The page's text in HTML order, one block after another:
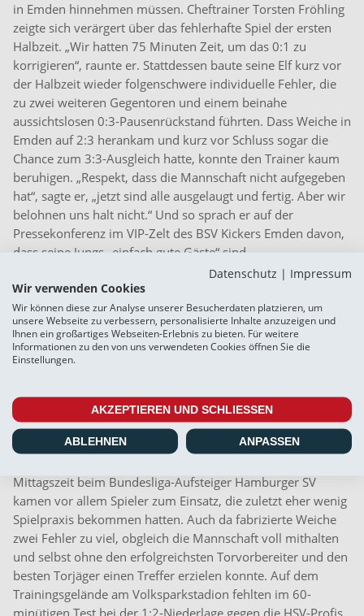
in Emden hinnehmen müssen. Cheftrainer Torsten Fröhling
zeigte sich verärgert über das fehlerhafte Spiel der ersten
Halbzeit. „Wir hatten 75 Minuten Zeit, um das 0:1 zu
korrigieren“, raunte er. Stattdessen baute seine Elf kurz vor
der Halbzeit wieder folgenschwere individuelle Fehler, die
zu zwei weiteren Gegentoren und einem beinahe
aussichtslosen 0:3-Pausenrückstand führten. Dass Weiche in
Emden auf 2:3 herankam und kurz vor Schluss sogar die
Chance zum 3:3-Ausgleich hatte, konnte den Trainer kaum
beruhigen. „Respekt, dass die Mannschaft nicht aufgegeben
hat“, sagte er, „jetzt sind alle ausgelaugt und fertig. Aber wir
belohnen uns halt nicht.“ Und so sprach er auf der
Pressekonferenz im VIP-Zelt des BSV Kickers Emden davon,
dass seine Jungs „einfach gute Gäste“ sind.
Vieles erinnerte an die 2:5 (1:4)-Auftaktniederlage gegen
Phönix Lübeck. Mehr Konstanz forderte der Trainer deshalb
von seinen Jungs ein. In der Tat: Sechs der acht bislang
gespielten Halbzeiten waren gut oder sehr gut. Da sprangen
überragende 12:2 Tore heraus. Doch mit den beiden völlig
sechs Punkte verspielt. Und: Würden nur die zweiten 45
Minuten zählen, hätte Weiche mit 8:2 Toren drei Siege und
ein Remis geholt. Fit sind unsere Jungs!
Mittagszeit beim Bundesliga-Aufsteiger Hamburger SV
kamen vor allem Spieler zum Einsatz, die zuletzt eher wenig
Spielpraxis bekommen hatten. Auch da fabrizierte Weiche
zwei Fehler zu viel, obgleich die Mannschaft voll mithalten
und selbst ohne den erfolgreichsten Torvorbereiter und den
besten Torjäger einen Treffer erzielen konnte. Auf dem
Trainingsgelände am Volksparkstadion fehlten im 60-
minütigen Test bei der 1:2-Niederlage gegen die HSV-Profis
Datenschutz | Impressum
Wir verwenden Cookies
Wir können diese zur Analyse unserer Besucherdaten platzieren, um
unsere Webseite zu verbessern, personalisierte Inhalte anzuzeigen und
Ihnen ein großartiges Webseiten-Erlebnis zu bieten. Für weitere
Informationen zu den von uns verwendeten Cookies öffnen Sie die
Einstellungen.
AKZEPTIEREN UND SCHLIESSEN
ABLEHNEN ANPASSEN